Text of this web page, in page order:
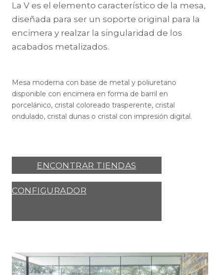
La V es el elemento característico de la mesa,
diseñada para ser un soporte original para la
encimera y realzar la singularidad de los
acabados metalizados.
Mesa moderna con base de metal y poliuretano
disponible con encimera en forma de barril en
porcelánico, cristal coloreado trasperente, cristal
ondulado, cristal dunas o cristal con impresión digital.
ENCONTRAR TIENDAS
CONFIGURADOR